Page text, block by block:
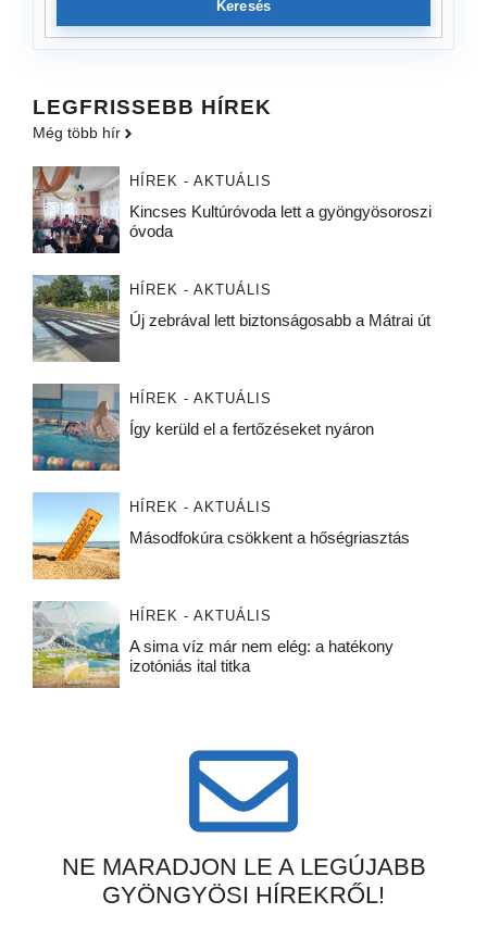
Keresés
LEGFRISSEBB HÍREK
Még több hír
HÍREK - AKTUÁLIS
Kincses Kultúróvoda lett a gyöngyösoroszi
óvoda
HÍREK - AKTUÁLIS
Új zebrával lett biztonságosabb a Mátrai út
HÍREK - AKTUÁLIS
Így kerüld el a fertőzéseket nyáron
HÍREK - AKTUÁLIS
Másodfokúra csökkent a hőségriasztás
HÍREK - AKTUÁLIS
A sima víz már nem elég: a hatékony
izotóniás ital titka
NE MARADJON LE A LEGÚJABB
GYÖNGYÖSI HÍREKRŐL!